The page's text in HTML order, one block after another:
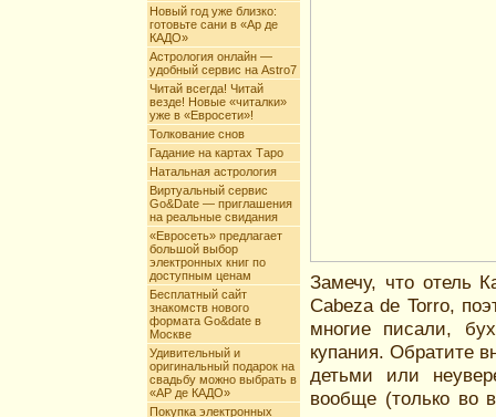
Новый год уже близко:
готовьте сани в «Ар де
КАДО»
Астрология онлайн —
удобный сервис на Astro7
Читай всегда! Читай
везде! Новые «читалки»
уже в «Евросети»!
Толкование снов
Гадание на картах Таро
Натальная астрология
Виртуальный сервис
Go&Date — приглашения
на реальные свидания
«Евросеть» предлагает
большой выбор
электронных книг по
доступным ценам
Бесплатный сайт
знакомств нового
формата Go&date в
Москве
Удивительный и
оригинальный подарок на
свадьбу можно выбрать в
«АР де КАДО»
Покупка электронных
Замечу, что отель
Cabeza de Torro,
многие писали,
купания. Обратите
детьми или
вообще (только во